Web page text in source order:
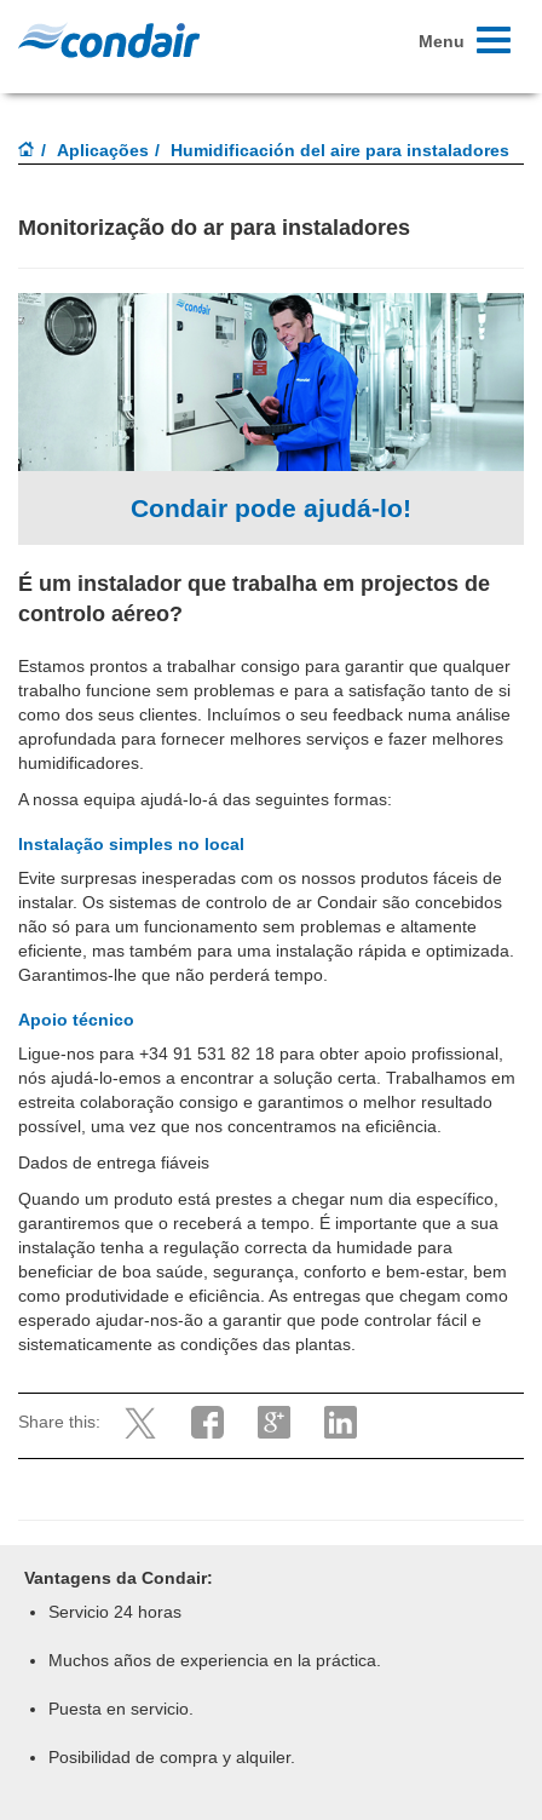
Toggle
Menu
Aplicações Humidificación del aire para instaladores
Monitorização do ar para instaladores
Condair pode ajudá-lo!
É um instalador que trabalha em projectos de
controlo aéreo?
Estamos prontos a trabalhar consigo para garantir que qualquer
trabalho funcione sem problemas e para a satisfação tanto de si
como dos seus clientes. Incluímos o seu feedback numa análise
aprofundada para fornecer melhores serviços e fazer melhores
humidificadores.
A nossa equipa ajudá-lo-á das seguintes formas:
Instalação simples no local
Evite surpresas inesperadas com os nossos produtos fáceis de
instalar. Os sistemas de controlo de ar Condair são concebidos
não só para um funcionamento sem problemas e altamente
eficiente, mas também para uma instalação rápida e optimizada.
Garantimos-lhe que não perderá tempo.
Apoio técnico
Ligue-nos para +34 91 531 82 18 para obter apoio profissional,
nós ajudá-lo-emos a encontrar a solução certa. Trabalhamos em
estreita colaboração consigo e garantimos o melhor resultado
possível, uma vez que nos concentramos na eficiência.
Dados de entrega fiáveis
Quando um produto está prestes a chegar num dia específico,
garantiremos que o receberá a tempo. É importante que a sua
instalação tenha a regulação correcta da humidade para
beneficiar de boa saúde, segurança, conforto e bem-estar, bem
como produtividade e eficiência. As entregas que chegam como
esperado ajudar-nos-ão a garantir que pode controlar fácil e
sistematicamente as condições das plantas.
Share this:
Vantagens da Condair:
Servicio 24 horas
Muchos años de experiencia en la práctica.
Puesta en servicio.
Posibilidad de compra y alquiler.